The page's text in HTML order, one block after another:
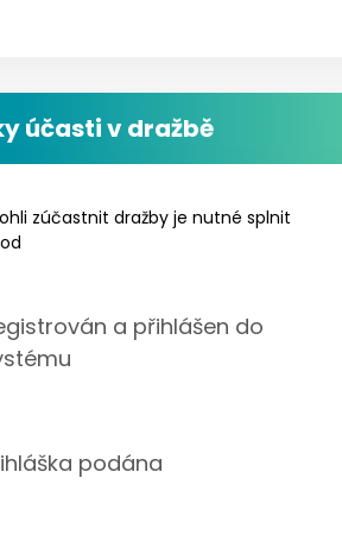
účasti v dražbě
zúčastnit dražby je nutné splnit
a přihlášen do
podána